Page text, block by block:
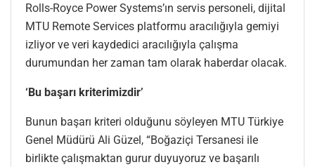
Rolls-Royce Power Systems’ın servis personeli, dijital
MTU Remote Services platformu aracılığıyla gemiyi
izliyor ve veri kaydedici aracılığıyla çalışma
durumundan her zaman tam olarak haberdar olacak.
‘Bu başarı kriterimizdir’
Bunun başarı kriteri olduğunu söyleyen MTU Türkiye
Genel Müdürü Ali Güzel, “Boğaziçi Tersanesi ile
birlikte çalışmaktan gurur duyuyoruz ve başarılı